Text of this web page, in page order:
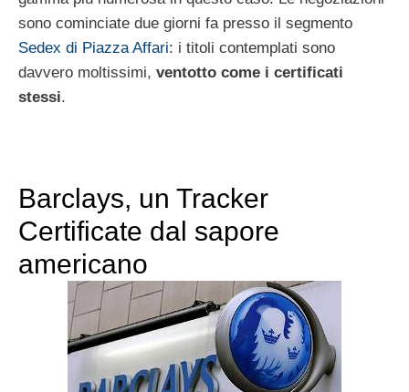
sono cominciate due giorni fa presso il segmento
Sedex di Piazza Affari: i titoli contemplati sono
davvero moltissimi, ventotto come i certificati
stessi.
Barclays, un Tracker
Certificate dal sapore
americano